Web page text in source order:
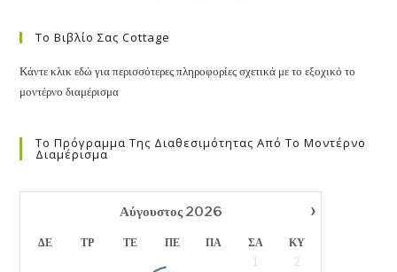
Το Βιβλίο Σας Cottage
Κάντε κλικ εδώ για περισσότερες πληροφορίες σχετικά με το εξοχικό το
μοντέρνο διαμέρισμα
Το Πρόγραμμα Της Διαθεσιμότητας Από Το Μοντέρνο
Διαμέρισμα
›
Αύγουστος 2026
ΔΕ ΤΡ ΤΕ ΠΕ ΠΑ ΣΑ
ΚΥ
1
2